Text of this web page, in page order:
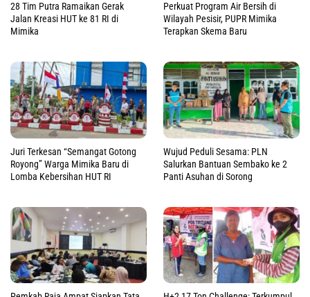
28 Tim Putra Ramaikan Gerak
Jalan Kreasi HUT ke 81 RI di
Mimika
Perkuat Program Air Bersih di
Wilayah Pesisir, PUPR Mimika
Terapkan Skema Baru
Juri Terkesan “Semangat Gotong
Royong” Warga Mimika Baru di
Lomba Kebersihan HUT RI
Wujud Peduli Sesama: PLN
Salurkan Bantuan Sembako ke 2
Panti Asuhan di Sorong